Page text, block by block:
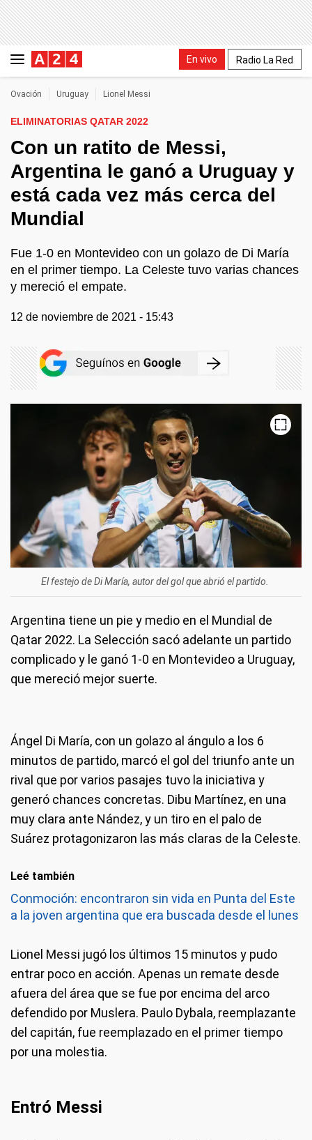
En vivo Radio La Red
Ovación Uruguay Lionel Messi
ELIMINATORIAS QATAR 2022
Con un ratito de Messi,
Argentina le ganó a Uruguay y
está cada vez más cerca del
Mundial
Fue 1-0 en Montevideo con un golazo de Di María
en el primer tiempo. La Celeste tuvo varias chances
y mereció el empate.
12 de noviembre de 2021 - 15:43
El festejo de Di María, autor del gol que abrió el partido.
Argentina tiene un pie y medio en el Mundial de
Qatar 2022. La Selección sacó adelante un partido
complicado y le ganó 1-0 en Montevideo a Uruguay,
que mereció mejor suerte.
Ángel Di María, con un golazo al ángulo a los 6
minutos de partido, marcó el gol del triunfo ante un
rival que por varios pasajes tuvo la iniciativa y
generó chances concretas. Dibu Martínez, en una
muy clara ante Nández, y un tiro en el palo de
Suárez protagonizaron las más claras de la Celeste.
Leé también
Conmoción: encontraron sin vida en Punta del Este
a la joven argentina que era buscada desde el lunes
Lionel Messi jugó los últimos 15 minutos y pudo
entrar poco en acción. Apenas un remate desde
afuera del área que se fue por encima del arco
defendido por Muslera. Paulo Dybala, reemplazante
del capitán, fue reemplazado en el primer tiempo
por una molestia.
Entró Messi